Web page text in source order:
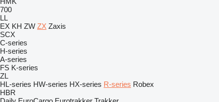
700
LL
EX KH ZW ZX Zaxis
SCX
C-series
H-series
A-series
FS K-series
ZL
HL-series HW-series HX-series R-series Robex
HBR